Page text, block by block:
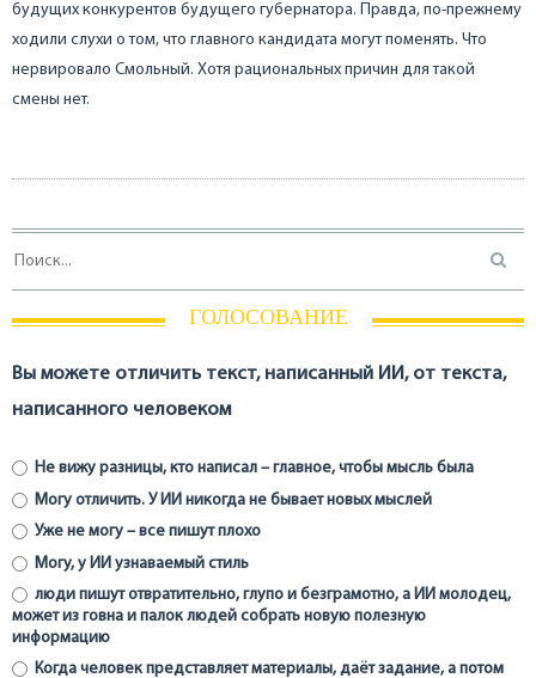
будущих конкурентов будущего губернатора. Правда, по-прежнему
ходили слухи о том, что главного кандидата могут поменять. Что
нервировало Смольный. Хотя рациональных причин для такой
смены нет.
ГОЛОСОВАНИЕ
Вы можете отличить текст, написанный ИИ, от текста,
написанного человеком
Не вижу разницы, кто написал – главное, чтобы мысль была
Могу отличить. У ИИ никогда не бывает новых мыслей
Уже не могу – все пишут плохо
Могу, у ИИ узнаваемый стиль
люди пишут отвратительно, глупо и безграмотно, а ИИ молодец,
может из говна и палок людей собрать новую полезную
информацию
Когда человек представляет материалы, даёт задание, а потом